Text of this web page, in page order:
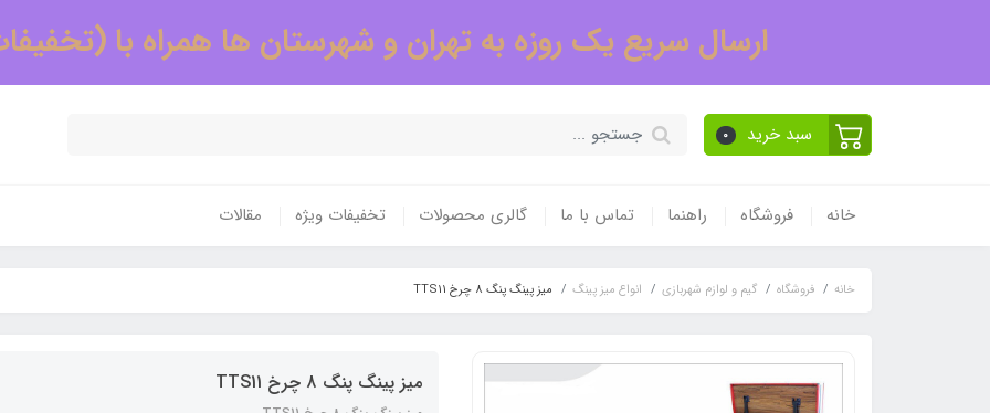
ارسال سریع یک روزه به تهران و شهرستان ها همراه با
سبد خرید 0
خانه فروشگاه راهنما تماس با ما گالری محصولات تخفیفات ویژه مقالات
خانه فروشگاه گیم و لوازم شهربازی انواع میز پینگ میز پینگ پنگ 8 چرخ TTS11
میز پینگ پنگ 8 چرخ TTS11